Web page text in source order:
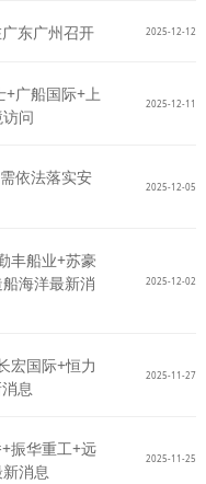
东广州召开 2025-12-12
广船国际+上
问
2025-12-11
依法落实安
2025-12-05
丰船业+苏豪
海洋最新消
2025-12-02
宏国际+恒力
息
2025-11-27
振华重工+远
消息
2025-11-25